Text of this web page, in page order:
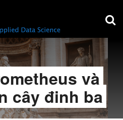
và
cây đinh ba